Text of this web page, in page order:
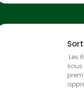
Les
sous